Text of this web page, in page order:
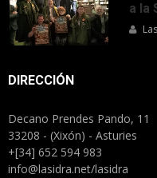
a la
DIRECCIÓN
Decano Prendes Pando, 11
33208 - (Xixón) - Asturies
+[34] 652 594 983
info@lasidra.net/lasidra